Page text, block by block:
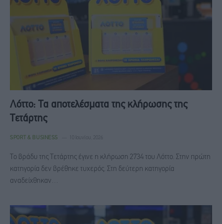
Λόττο: Τα αποτελέσματα της κλήρωσης της
Τετάρτης
SPORT & BUSINESS 10 Ιουνίου, 2026
Το βράδυ της Τετάρτης έγινε η κλήρωση 2734 του Λόττο. Στην πρώτη
κατηγορία δεν βρέθηκε τυχερός. Στη δεύτερη κατηγορία
αναδείχθηκαν…